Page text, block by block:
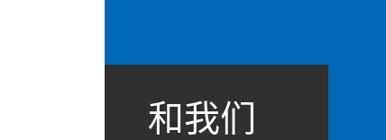
和我们